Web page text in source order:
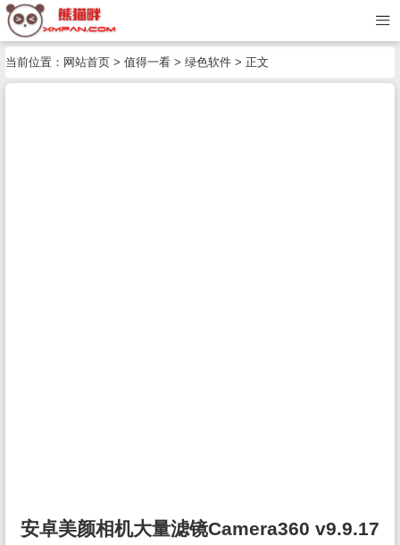
当前位置： 网站首页 > 值得一看 > 绿色软件 > 正文
安卓美颜相机大量滤镜Camera360 v9.9.17